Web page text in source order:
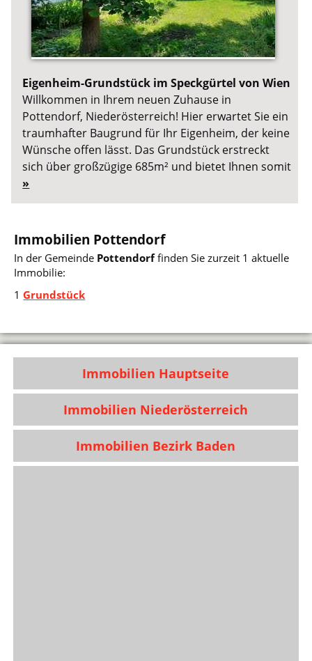
Eigenheim-Grundstück im Speckgürtel von Wien
Willkommen in Ihrem neuen Zuhause in
Pottendorf, Niederösterreich! Hier erwartet Sie ein
traumhafter Baugrund für Ihr Eigenheim, der keine
Wünsche offen lässt. Das Grundstück erstreckt
sich über großzügige 685m² und bietet Ihnen somit
»
Immobilien Pottendorf
In der Gemeinde Pottendorffinden Sie zurzeit 1 aktuelle
Immobilie:
1Grundstück
Immobilien Hauptseite
Immobilien Niederösterreich
Immobilien Bezirk Baden